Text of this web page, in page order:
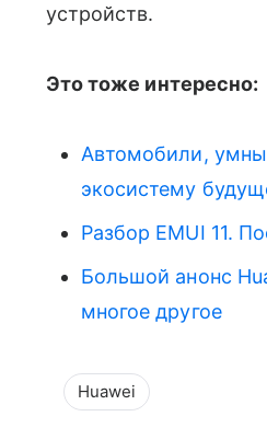
устройств.
Это тоже интересно:
Автомобили,
экосистему
Разбор EMUI 11.
Большой анонс
многое другое
Huawei